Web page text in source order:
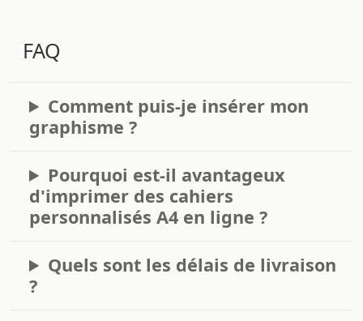
FAQ
Comment puis-je insérer mon
graphisme ?
Pourquoi est-il avantageux
d'imprimer des cahiers
personnalisés A4 en ligne ?
Quels sont les délais de livraison
?